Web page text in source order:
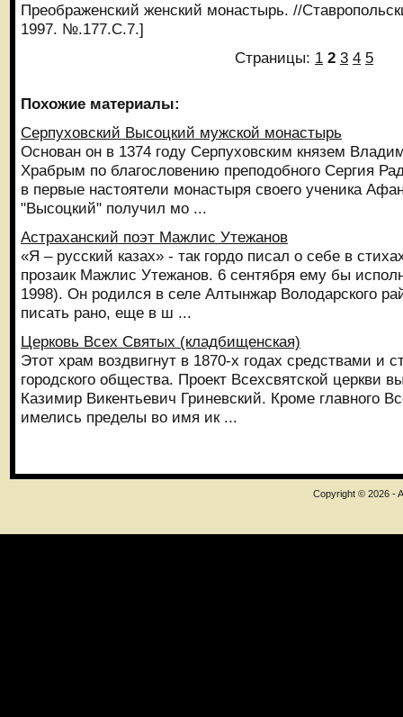
Преображенский женский монастырь. //
1997. №.177.С.7.]
Страницы: 1 2 3 4 5
Похожие материалы:
Серпуховский Высоцкий мужской монастырь
Основан он в 1374 году Серпуховским князем
Храбрым по благословению преподобного Сергия
в первые настоятели монастыря своего ученика
"Высоцкий" получил мо ...
Астраханский поэт Мажлис Утежанов
«Я – русский казах» - так гордо писал о себе в
прозаик Мажлис Утежанов. 6 сентября ему бы
1998). Он родился в селе Алтынжар Володарского
писать рано, еще в ш ...
Церковь Всех Святых (кладбищенская)
Этот храм воздвигнут в 1870-х годах средствами и
городского общества. Проект Всехсвятской церкви
Казимир Викентьевич Гриневский. Кроме главного
имелись пределы во имя ик ...
Copyright © 2026 -